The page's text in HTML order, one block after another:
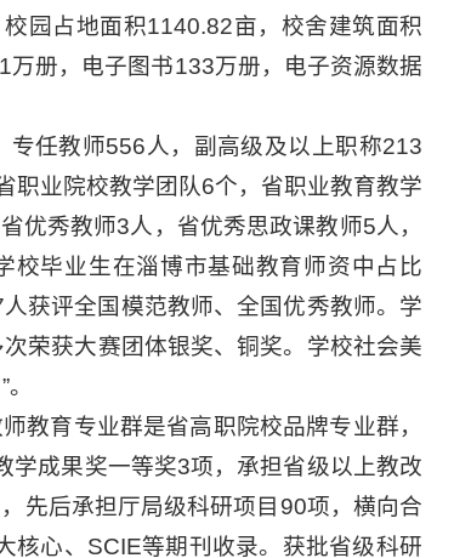
园占地面积1140.82亩，校舍建筑面积
册，电子图书133万册，电子资源数据
任教师556人，副高级及以上职称213
职业院校教学团队6个，省职业教育教学
优秀教师3人，省优秀思政课教师5人，
校毕业生在淄博市基础教育师资中占比
获评全国模范教师、全国优秀教师。学
荣获大赛团体银奖、铜奖。学校社会美
教育专业群是省高职院校品牌专业群，
学成果奖一等奖3项，承担省级以上教改
先后承担厅局级科研项目90项，横向合
核心、SCIE等期刊收录。获批省级科研